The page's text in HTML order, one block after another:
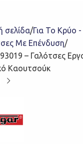
σελίδα Για Το Κρύο
Με Επένδυση
– Γαλότσες
Καουτσούκ